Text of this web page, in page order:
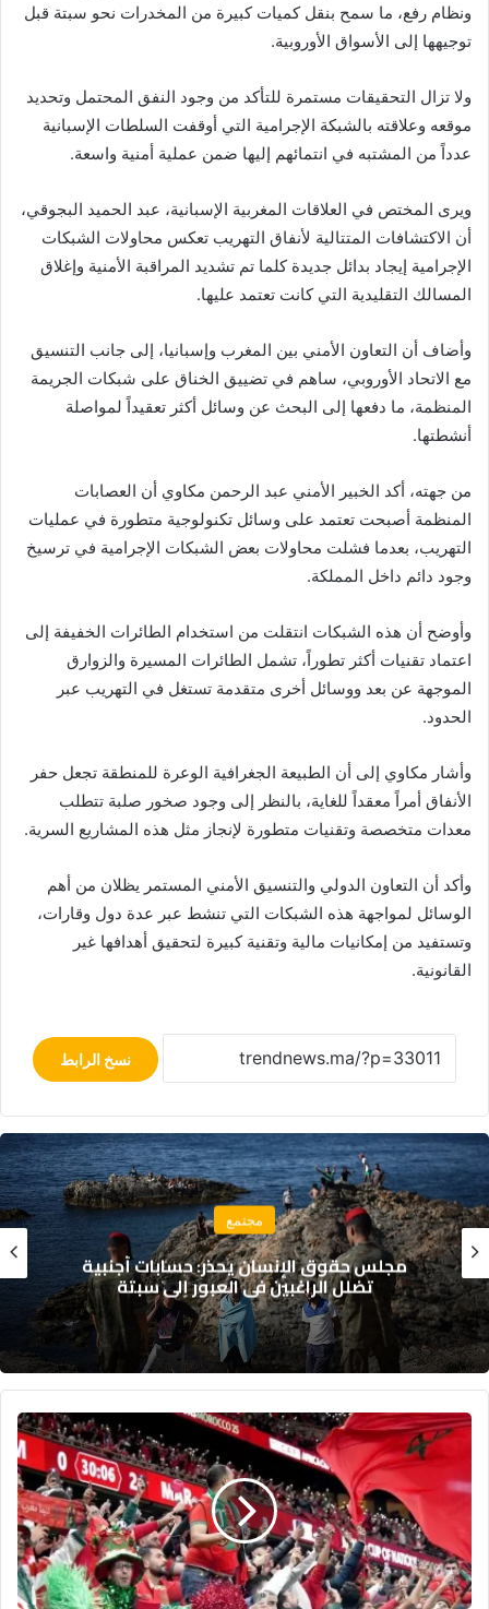
ونظام رفع، ما سمح بنقل كميات كبيرة من المخدرات نحو سبتة قبل
توجيهها إلى الأسواق الأوروبية.
ولا تزال التحقيقات مستمرة للتأكد من وجود النفق المحتمل وتحديد
موقعه وعلاقته بالشبكة الإجرامية التي أوقفت السلطات الإسبانية
عدداً من المشتبه في انتمائهم إليها ضمن عملية أمنية واسعة.
ويرى المختص في العلاقات المغربية الإسبانية، عبد الحميد البجوقي،
أن الاكتشافات المتتالية لأنفاق التهريب تعكس محاولات الشبكات
الإجرامية إيجاد بدائل جديدة كلما تم تشديد المراقبة الأمنية وإغلاق
المسالك التقليدية التي كانت تعتمد عليها.
وأضاف أن التعاون الأمني بين المغرب وإسبانيا، إلى جانب التنسيق
مع الاتحاد الأوروبي، ساهم في تضييق الخناق على شبكات الجريمة
المنظمة، ما دفعها إلى البحث عن وسائل أكثر تعقيداً لمواصلة
أنشطتها.
من جهته، أكد الخبير الأمني عبد الرحمن مكاوي أن العصابات
المنظمة أصبحت تعتمد على وسائل تكنولوجية متطورة في عمليات
التهريب، بعدما فشلت محاولات بعض الشبكات الإجرامية في ترسيخ
وجود دائم داخل المملكة.
وأوضح أن هذه الشبكات انتقلت من استخدام الطائرات الخفيفة إلى
اعتماد تقنيات أكثر تطوراً، تشمل الطائرات المسيرة والزوارق
الموجهة عن بعد ووسائل أخرى متقدمة تستغل في التهريب عبر
الحدود.
وأشار مكاوي إلى أن الطبيعة الجغرافية الوعرة للمنطقة تجعل حفر
الأنفاق أمراً معقداً للغاية، بالنظر إلى وجود صخور صلبة تتطلب
معدات متخصصة وتقنيات متطورة لإنجاز مثل هذه المشاريع السرية.
وأكد أن التعاون الدولي والتنسيق الأمني المستمر يظلان من أهم
الوسائل لمواجهة هذه الشبكات التي تنشط عبر عدة دول وقارات،
وتستفيد من إمكانيات مالية وتقنية كبيرة لتحقيق أهدافها غير
القانونية.
نسخ الرابط
مجتمع
مجلس حقوق الإنسان يحذر: حسابات أجنبية
تضلل الراغبين في العبور إلى سبتة
أ
ة
ش
ي